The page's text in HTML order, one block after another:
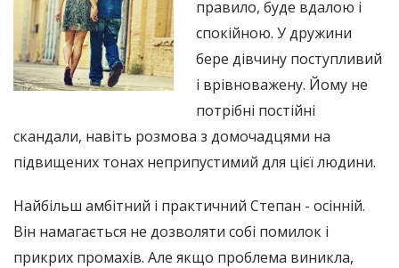
правило, буде вдалою і
спокійною. У дружини
бере дівчину поступливий
і врівноважену. Йому не
потрібні постійні
скандали, навіть розмова з домочадцями на
підвищених тонах неприпустимий для цієї людини.
Найбільш амбітний і практичний Степан - осінній.
Він намагається не дозволяти собі помилок і
прикрих промахів. Але якщо проблема виникла,